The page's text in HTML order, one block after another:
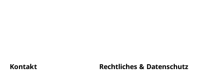
Kontakt Rechtliches & Datenschutz